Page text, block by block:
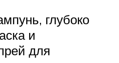
глубоко
и
для